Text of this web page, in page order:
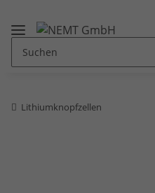
Lithiumknopfzellen